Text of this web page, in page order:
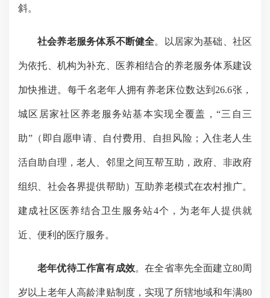
斜。
社会养老服务体系不断健全。以 居家为基础、社区
为依托、机构为补充、医养相结合的养老服务体系建设
加快推进。 每千名老年人拥有养老床位数达到 26.6张，
城区居家社区养老服务站基本实现全覆盖，“三自三
助”（即自愿申请、自付费用、自担风险；入住老人生
活自助自理，老人、邻里之间互帮互助，政府、非政府
组织、社会各界提供帮助）互助养老模式在农村推广。
建成社区医养结合卫生服务站4个，为老年人提供就
近、便利的医疗服务。
老年优待工作富有成效。在全省率先全面建立80周
岁以上老年人高龄津贴制度，实现了所辖地域和年满80